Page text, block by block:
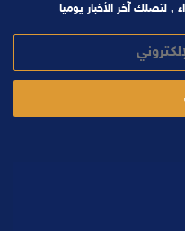
, لتصلك آخر الأخبار يوميا